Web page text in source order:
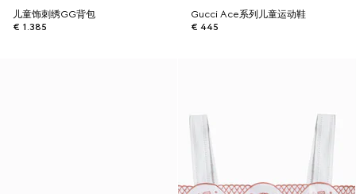
儿童饰刺绣GG背包
€ 1.385
Gucci Ace系列儿童运动鞋
€ 445